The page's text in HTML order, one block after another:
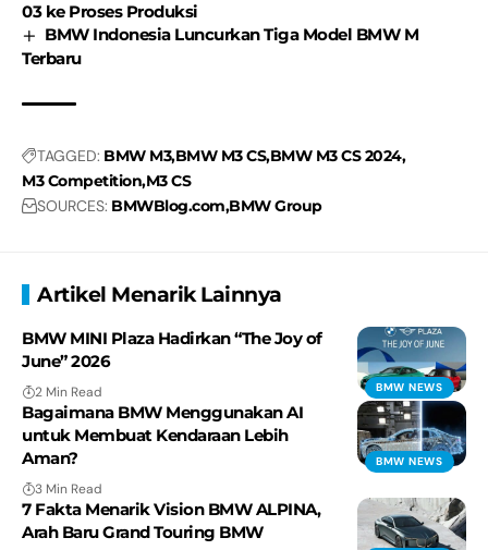
03 ke Proses Produksi
BMW Indonesia Luncurkan Tiga Model BMW M
Terbaru
TAGGED: BMW M3BMW M3 CSBMW M3 CS 2024
M3 CompetitionM3 CS
SOURCES: BMWBlog.com BMW Group
Artikel Menarik Lainnya
BMW NEWS
BMW MINI Plaza Hadirkan “The Joy of
June” 2026
2 Min Read
BMW NEWS
Bagaimana BMW Menggunakan AI
untuk Membuat Kendaraan Lebih
Aman?
3 Min Read
7 Fakta Menarik Vision BMW ALPINA,
Arah Baru Grand Touring BMW